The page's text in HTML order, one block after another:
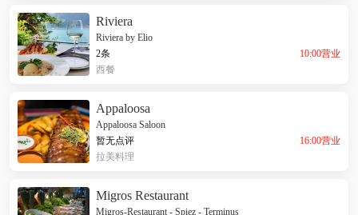
Riviera
Riviera by Elio
2条
10:00营业
西餐
Appaloosa
Appaloosa Saloon
暂无点评
16:00营业
拉美料理
Migros Restaurant
Migros-Restaurant - Spiez - Terminus